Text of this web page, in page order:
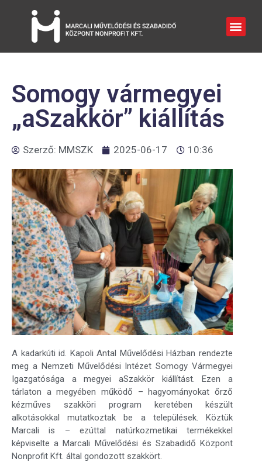
Somogy vármegyei
„aSzakkör” kiállítás
Szerző: MMSZK 2025-06-17 10:36
A kadarkúti id. Kapoli Antal Művelődési Házban rendezte
meg a Nemzeti Művelődési Intézet Somogy Vármegyei
Igazgatósága a megyei aSzakkör kiállítást. Ezen a
tárlaton a megyében működő – hagyományokat őrző
kézműves szakköri program keretében készült
alkotásokkal mutatkoztak be a települések. Köztük
Marcali is – ezúttal natúrkozmetikai termékekkel
képviselte a Marcali Művelődési és Szabadidő Központ
Nonprofit Kft. által gondozott szakkört.